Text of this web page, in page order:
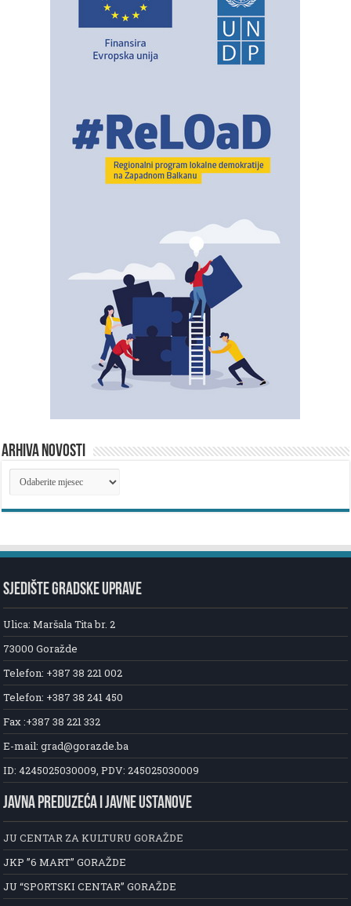
ARHIVA NOVOSTI
ARHIVA
NOVOSTI
SJEDIŠTE GRADSKE UPRAVE
Ulica: Maršala Tita br. 2
73000 Goražde
Telefon: +387 38 221 002
Telefon: +387 38 241 450
Fax :+387 38 221 332
E-mail: grad@gorazde.ba
ID: 4245025030009, PDV: 245025030009
JAVNA PREDUZEĆA I JAVNE USTANOVE
JU CENTAR ZA KULTURU GORAŽDE
JKP ”6 MART” GORAŽDE
JU “SPORTSKI CENTAR” GORAŽDE